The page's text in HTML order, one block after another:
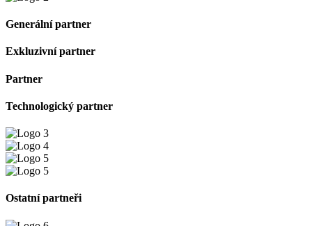
Generální partner
Exkluzivní partner
Partner
Technologický partner
Ostatní partneři